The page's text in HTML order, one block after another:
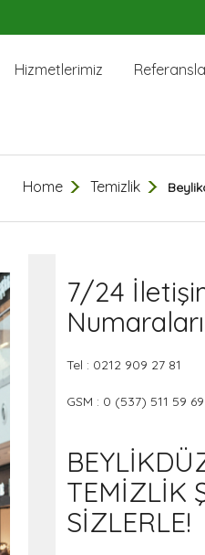
Hizmetlerimiz
Home Temizlik
7/24
Tel : 0212 909 27 81
GSM : 0 (537) 511 59 69
TEMİZLİK
SİZLERLE!